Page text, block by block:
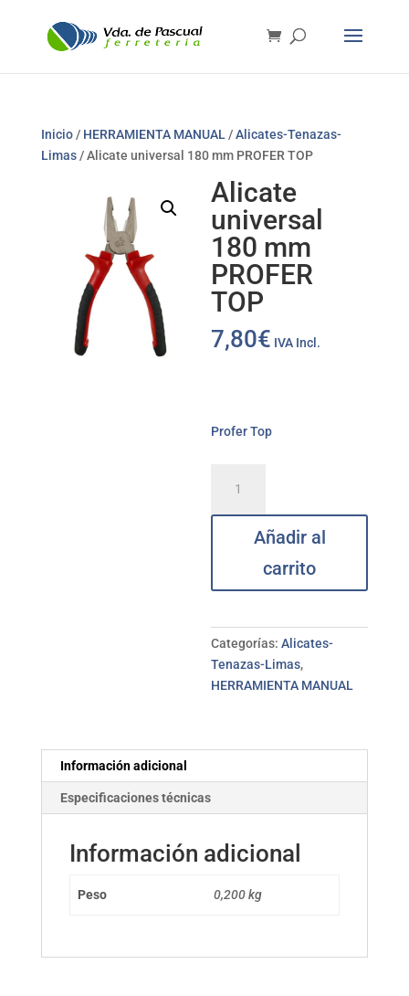
Inicio/ HERRAMIENTA MANUAL /Alicates-Tenazas-
Limas/ Alicate universal 180 mm PROFER TOP
Alicate
universal
180 mm
PROFER
TOP
7,80€ IVA Incl.
Profer Top
universal
180
Añadir al
carrito
Categorías:Alicates-
Tenazas-Limas,
HERRAMIENTA MANUAL
Información adicional
Especificaciones técnicas
Información adicional
Peso 0,200 kg